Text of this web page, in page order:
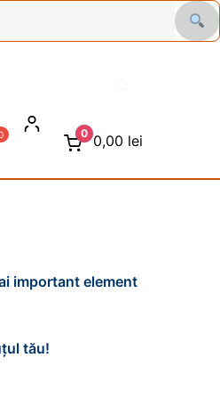
0 0,00 lei
important element
tău!